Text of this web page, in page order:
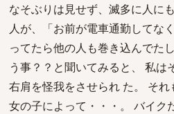
なそぶりは見せず、滅多に人に
人が、「お前が電車通勤してな
ってたら他の人も巻き込んでた
う事？？と聞いてみると、 私は
右肩を怪我をさせられ た。 そ
女の子によって・・・。 バイク